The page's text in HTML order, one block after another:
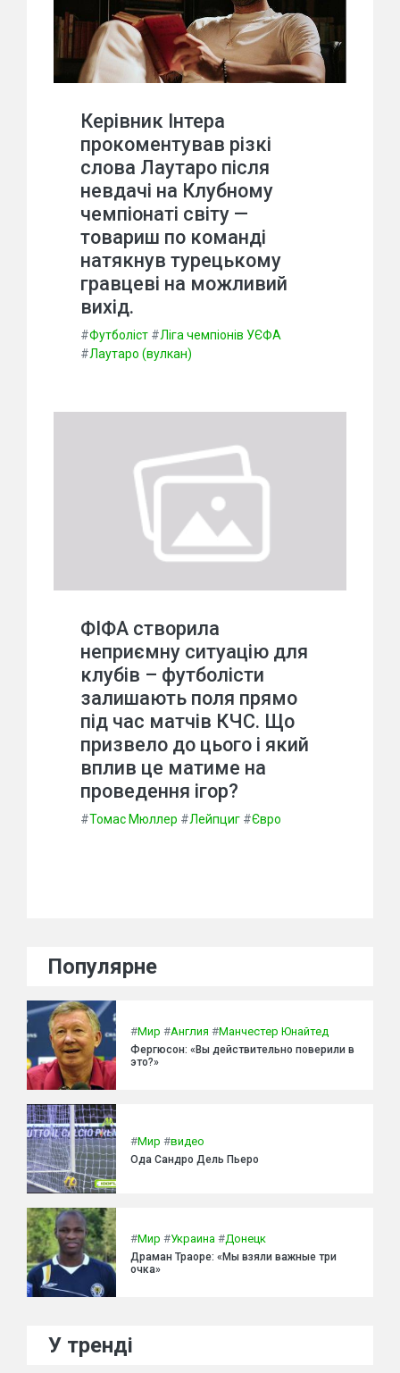
Керівник Інтера
прокоментував різкі
слова Лаутаро після
невдачі на Клубному
чемпіонаті світу —
товариш по команді
натякнув турецькому
гравцеві на можливий
вихід.
#Футболіст #Ліга чемпіонів УЄФА
#Лаутаро (вулкан)
ФІФА створила
неприємну ситуацію для
клубів – футболісти
залишають поля прямо
під час матчів КЧС. Що
призвело до цього і який
вплив це матиме на
проведення ігор?
#Томас Мюллер #Лейпциг #Євро
Популярне
#Мир #Англия #Манчестер Юнайтед
Фергюсон: «Вы действительно поверили в
это?»
#Мир #видео
Ода Сандро Дель Пьеро
#Мир #Украина #Донецк
Драман Траоре: «Мы взяли важные три
очка»
У тренді